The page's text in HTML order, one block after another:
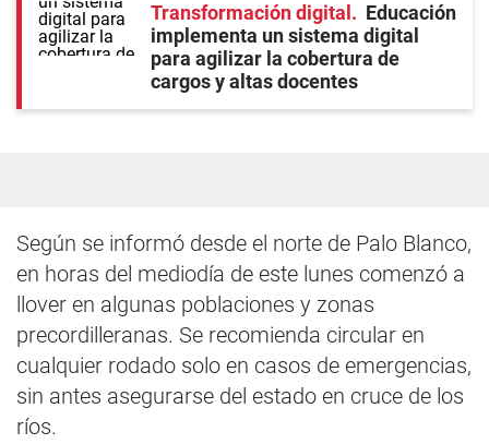
Transformación digital
Educación
implementa un sistema digital
para agilizar la cobertura de
cargos y altas docentes
Según se informó desde el norte de Palo Blanco,
en horas del mediodía de este lunes comenzó a
llover en algunas poblaciones y zonas
precordilleranas. Se recomienda circular en
cualquier rodado solo en casos de emergencias,
sin antes asegurarse del estado en cruce de los
ríos.